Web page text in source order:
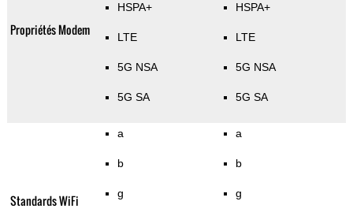
Propriétés Modem
HSPA+
LTE
5G NSA
5G SA
HSPA+
LTE
5G NSA
5G SA
Standards WiFi
a
b
g
a
b
g